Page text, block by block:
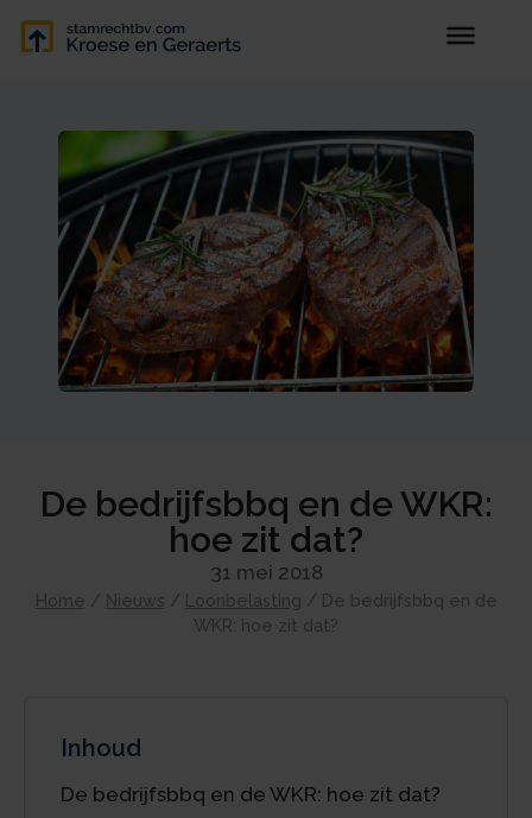
De bedrijfsbbq en de WKR:
hoe zit dat?
31 mei 2018
Home / Nieuws / Loonbelasting / De bedrijfsbbq en de
WKR: hoe zit dat?
Inhoud
De bedrijfsbbq en de WKR: hoe zit dat?